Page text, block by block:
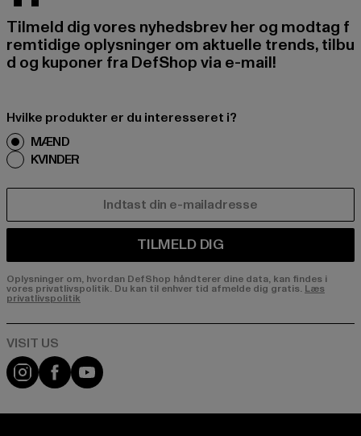
Tilmeld dig vores nyhedsbrev her og modtag f
remtidige oplysninger om aktuelle trends, tilbu
d og kuponer fra DefShop via e-mail!
Hvilke produkter er du interesseret i?
MÆND
KVINDER
TILMELD DIG
Oplysninger om, hvordan DefShop håndterer dine data, kan findes i
vores privatlivspolitik. Du kan til enhver tid afmelde dig gratis. Læs
privatlivspolitik
Visit our Instagram page:
Visit our Facebook page:
Visit our YouTube channel: